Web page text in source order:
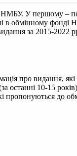
У першому –
в обмінному фонді
за 2015-2022
про видання,
10-15
пропонуються до